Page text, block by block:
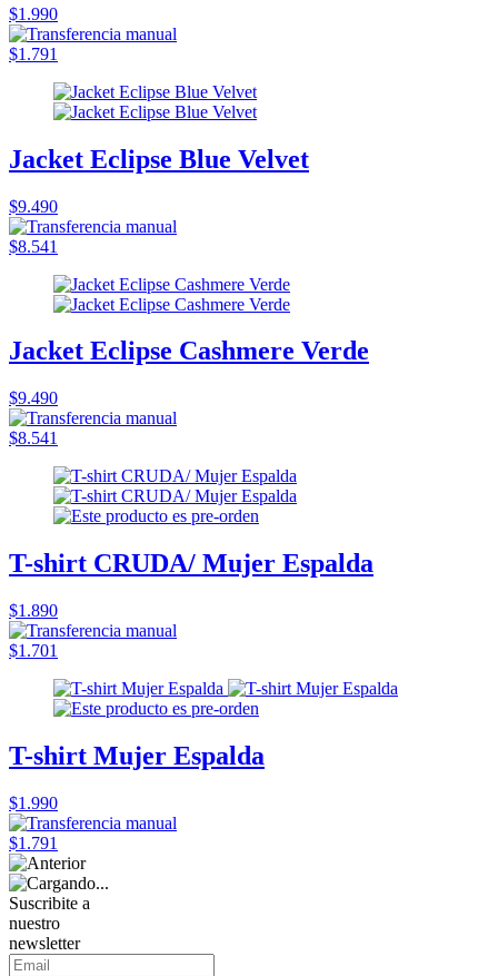
$1.990
$1.791
Jacket Eclipse Blue Velvet
$9.490
$8.541
Jacket Eclipse Cashmere Verde
$9.490
$8.541
T-shirt CRUDA/ Mujer Espalda
$1.890
$1.701
T-shirt Mujer Espalda
$1.990
$1.791
Suscribite a
nuestro
newsletter